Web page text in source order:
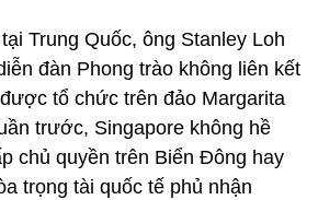
Trung Quốc, ông Stanley Loh
đàn Phong trào không liên kết
tổ chức trên đảo Margarita
trước, Singapore không hề
chủ quyền trên Biển Đông hay
trọng tài quốc tế phủ nhận